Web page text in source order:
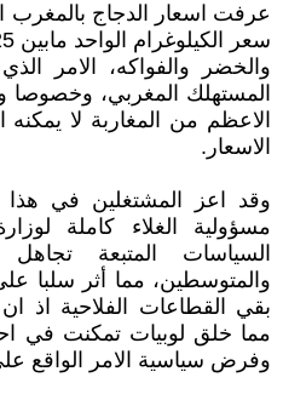
عرفت اسعار الدجاج بالمغرب
والخضر والفواكه، الامر
المستهلك المغربي، وخصوصا
الاعظم من المغاربة لا
الاسعار.
وقد اعز المشتغلين في هذا
مسؤولية الغلاء كاملة
السياسات المتبعة
والمتوسطين، مما أثر سلبا
بقي القطاعات الفلاحية اذ
مما خلق لوبيات تمكنت في
وفرض سياسية الامر الواقع